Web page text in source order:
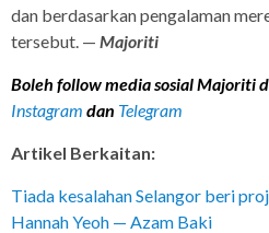
dan berdasarkan pengalaman
tersebut. — Majoriti
Boleh follow media sosial Majoriti
Instagram dan Telegram
Artikel Berkaitan:
Tiada kesalahan Selangor beri
Hannah Yeoh — Azam Baki